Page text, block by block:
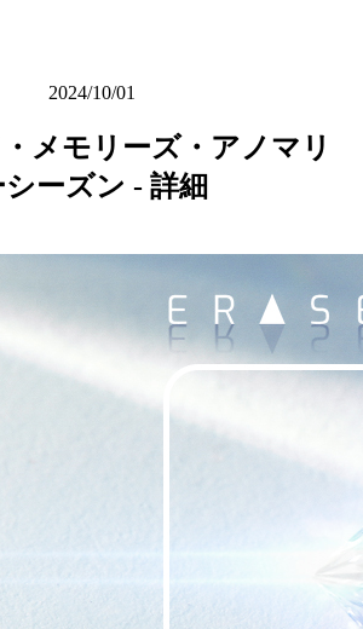
2024/10/01
メモリーズ・アノマリ
シーズン - 詳細